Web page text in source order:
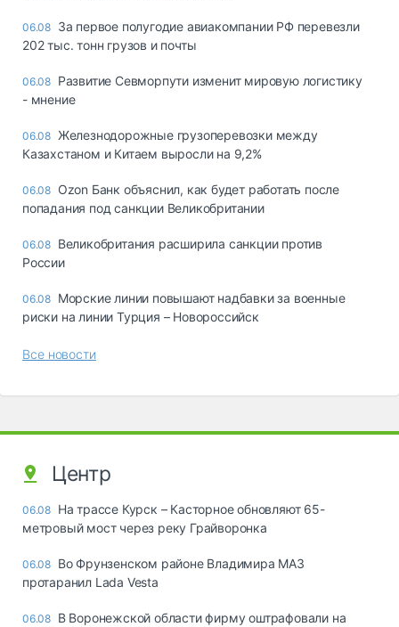
06.08 За первое полугодие авиакомпании РФ перевезли
202 тыс. тонн грузов и почты
06.08 Развитие Севморпути изменит мировую логистику
- мнение
06.08 Железнодорожные грузоперевозки между
Казахстаном и Китаем выросли на 9,2%
06.08 Ozon Банк объяснил, как будет работать после
попадания под санкции Великобритании
06.08 Великобритания расширила санкции против
России
06.08 Морские линии повышают надбавки за военные
риски на линии Турция – Новороссийск
Все новости
Центр
06.08 На трассе Курск – Касторное обновляют 65-
метровый мост через реку Грайворонка
06.08 Во Фрунзенском районе Владимира МАЗ
протаранил Lada Vesta
06.08 В Воронежской области фирму оштрафовали на